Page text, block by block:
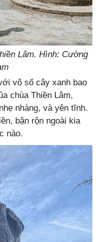
Lâm. Hình: Cường
vô số cây xanh bao
chùa Thiền Lâm,
nhàng, và yên tĩnh.
bận rộn ngoài kia
nào.